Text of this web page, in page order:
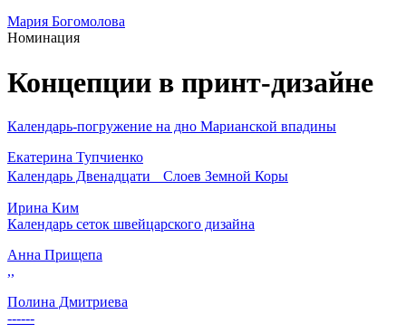
Мария Богомолова
Номинация
Концепции в принт-дизайне
Календарь-погружение на дно Марианской впадины
Екатерина Тупчиенко
Календарь Двенадцати Слоев Земной Коры
Ирина Ким
Календарь сеток швейцарского дизайна
Анна Прищепа
,,
Полина Дмитриева
------